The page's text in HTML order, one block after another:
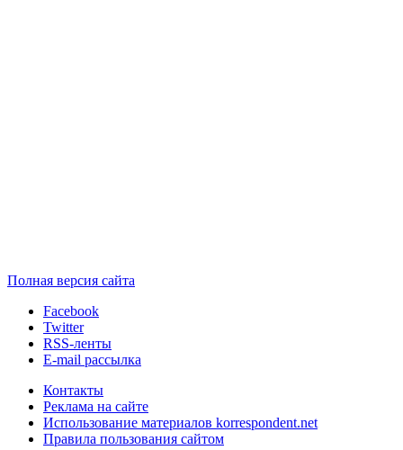
Полная версия сайта
Facebook
Twitter
RSS-ленты
E-mail рассылка
Контакты
Реклама на сайте
Использование материалов korrespondent.net
Правила пользования сайтом